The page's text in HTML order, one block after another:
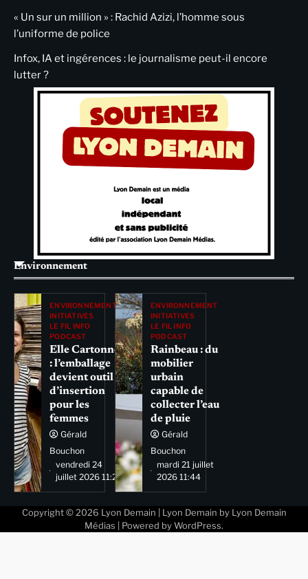
« Un sur un million » : Rachid Azizi, l’homme sous
l’uniforme de police
Infox, IA et ingérences : le journalisme peut-il encore
lutter ?
Environnement
ENVIRONNEMENT
INITIATIVES
LE FIL INFO
PODCAST
Elle Cartonne
: l’emballage
devient outil
d’insertion
pour les
femmes
Gérald
Bouchon
vendredi 24
juillet 2026 11:29
ENVIRONNEMENT
INITIATIVES
LE FIL INFO
PODCAST
Rainbeau : du
mobilier
urbain
capable de
collecter l’eau
de pluie
Gérald
Bouchon
mardi 21 juillet
2026 11:44
Copyright © 2026 Lyon Demain | Lyon Demain by Lyon Demain
Médias | Powered by WordPress.